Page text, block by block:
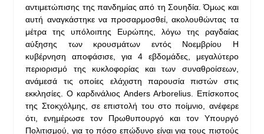
αντιμετώπισης της πανδημίας από τη Σουηδία. Όμως και
αυτή αναγκάστηκε να προσαρμοσθεί, ακολουθώντας τα
μέτρα της υπόλοιπης Ευρώπης, λόγω της ραγδαίας
αύξησης των κρουσμάτων εντός Νοεμβρίου Η
κυβέρνηση αποφάσισε, για 4 εβδομάδες, μεγαλύτερο
περιορισμό της κυκλοφορίας και των συναθροίσεων,
ανάμεσά τις οποίες ελάχιστη παρουσία πιστών στις
εκκλησίες. Ο καρδινάλιος Anders Arborelius. Επίσκοπος
της Στοκχόλμης, σε επιστολή του στο ποίμνιο, ανέφερε
ότι, ενημέρωσε τον Πρωθυπουργό και τον Υπουργό
Πολιτισμού, για το πόσο επώδυνο είναι για τους πιστούς